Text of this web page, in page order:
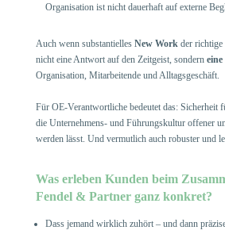
Organisation ist nicht dauerhaft auf externe
Auch wenn substantielles New Work der richtige
nicht eine Antwort auf den Zeitgeist, sondern
Organisation, Mitarbeitende und Alltagsgeschäft.
Für OE-Verantwortliche bedeutet das: Sicherheit
die Unternehmens- und Führungskultur offener
werden lässt. Und vermutlich auch robuster und
Was erleben Kunden beim
Fendel & Partner ganz konkret?
Dass jemand wirklich zuhört – und dann